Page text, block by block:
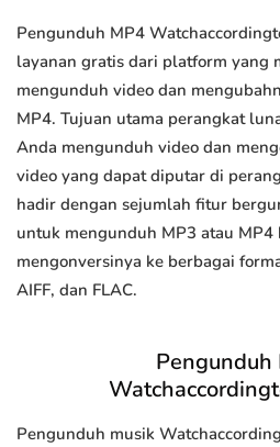
Pengunduh MP4
layanan gratis dari platform yang
mengunduh video dan
MP4. Tujuan utama perangkat
Anda mengunduh video dan
video yang dapat diputar di
hadir dengan sejumlah fitur
untuk mengunduh MP3 atau
mengonversinya ke berbagai
AIFF, dan FLAC.
Pengunduh
Pengunduh musik